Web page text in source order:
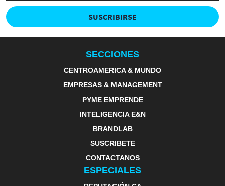
SUSCRIBIRSE
SECCIONES
CENTROAMERICA & MUNDO
EMPRESAS & MANAGEMENT
PYME EMPRENDE
INTELIGENCIA E&N
BRANDLAB
SUSCRIBETE
CONTACTANOS
ESPECIALES